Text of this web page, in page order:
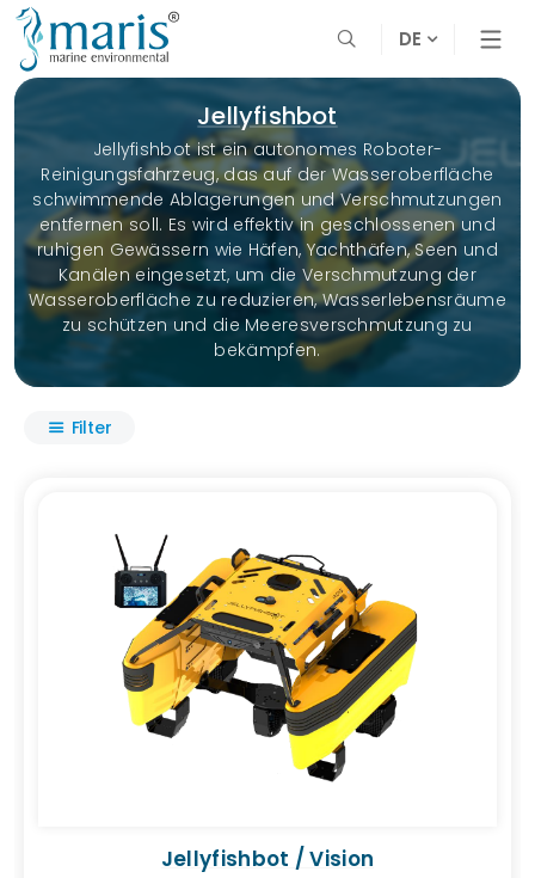
DE
Jellyfishbot
Jellyfishbot ist ein autonomes Roboter-
Reinigungsfahrzeug, das auf der Wasseroberfläche
schwimmende Ablagerungen und Verschmutzungen
entfernen soll. Es wird effektiv in geschlossenen und
ruhigen Gewässern wie Häfen, Yachthäfen, Seen und
Kanälen eingesetzt, um die Verschmutzung der
Wasseroberfläche zu reduzieren, Wasserlebensräume
zu schützen und die Meeresverschmutzung zu
bekämpfen.
Filter
Jellyfishbot / Vision